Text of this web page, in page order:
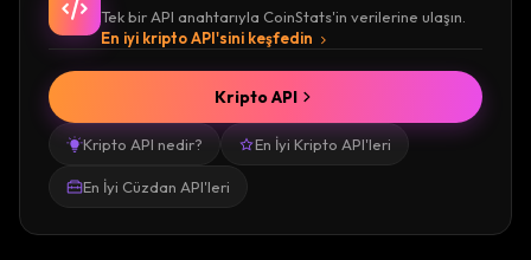
Tek bir API anahtarıyla CoinStats'in verilerine ulaşın.
En iyi kripto API'sini keşfedin
Kripto API nedir? En İyi Kripto API'leri
En İyi Cüzdan API'leri
Kripto API